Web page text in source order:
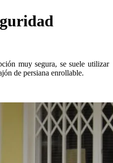
muy segura, se suele utilizar
de persiana enrollable.